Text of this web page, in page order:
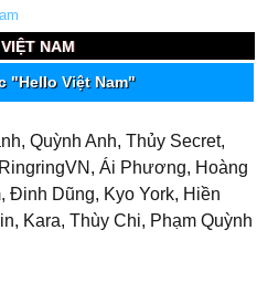
NAM
"Hello Việt Nam"
Quỳnh Anh, Thủy Secret,
Ái Phương, Hoàng
Đinh Dũng, Kyo York, Hiền
Kara, Thùy Chi, Phạm Quỳnh